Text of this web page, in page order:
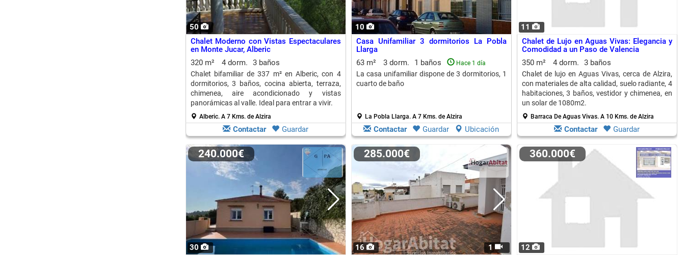
50
Chalet Moderno con Vistas Espectaculares
en Monte Jucar, Alberic
320 m²
4 dorm. 3 baños
Chalet bifamiliar de 337 m² en Alberic, con 4
dormitorios, 3 baños, cocina abierta, terraza,
chimenea, aire acondicionado y vistas
panorámicas al valle. Ideal para entrar a vivir.
Alberic. A 7 Kms. de Alzira
Contactar Guardar
10
Casa Unifamiliar 3 dormitorios La Pobla
Llarga
63 m²
3 dorm. 1 baños Hace 1 día
La casa unifamiliar dispone de 3 dormitorios, 1
cuarto de baño
La Pobla Llarga. A 7 Kms. de Alzira
Contactar Guardar Ubicación
11
Chalet de Lujo en Aguas Vivas: Elegancia y
Comodidad a un Paso de Valencia
350 m²
4 dorm. 3 baños
Chalet de lujo en Aguas Vivas, cerca de Alzira,
con materiales de alta calidad, suelo radiante, 4
habitaciones, 3 baños, vestidor y chimenea, en
un solar de 1080m2.
Barraca De Aguas Vivas. A 10 Kms. de Alzira
Contactar Guardar
30
240.000€
16 1
285.000€
12
360.000€